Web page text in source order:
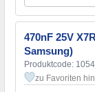
470nF 25V
Samsung)
Produktcode:
zu Favoriten